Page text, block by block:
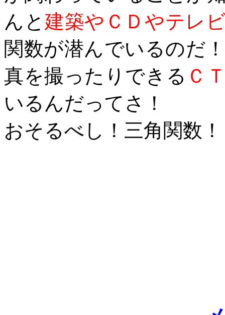
んと 建築やＣＤやテレ
関数が潜んでいるのだ
真を撮ったりできる Ｃ
いるんだってさ！
おそるべし！三角関数！